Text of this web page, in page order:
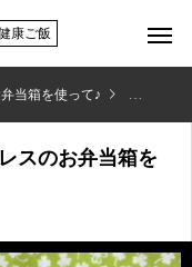
康ご飯
当箱を使って♪ ステンレ
スのお弁当箱を